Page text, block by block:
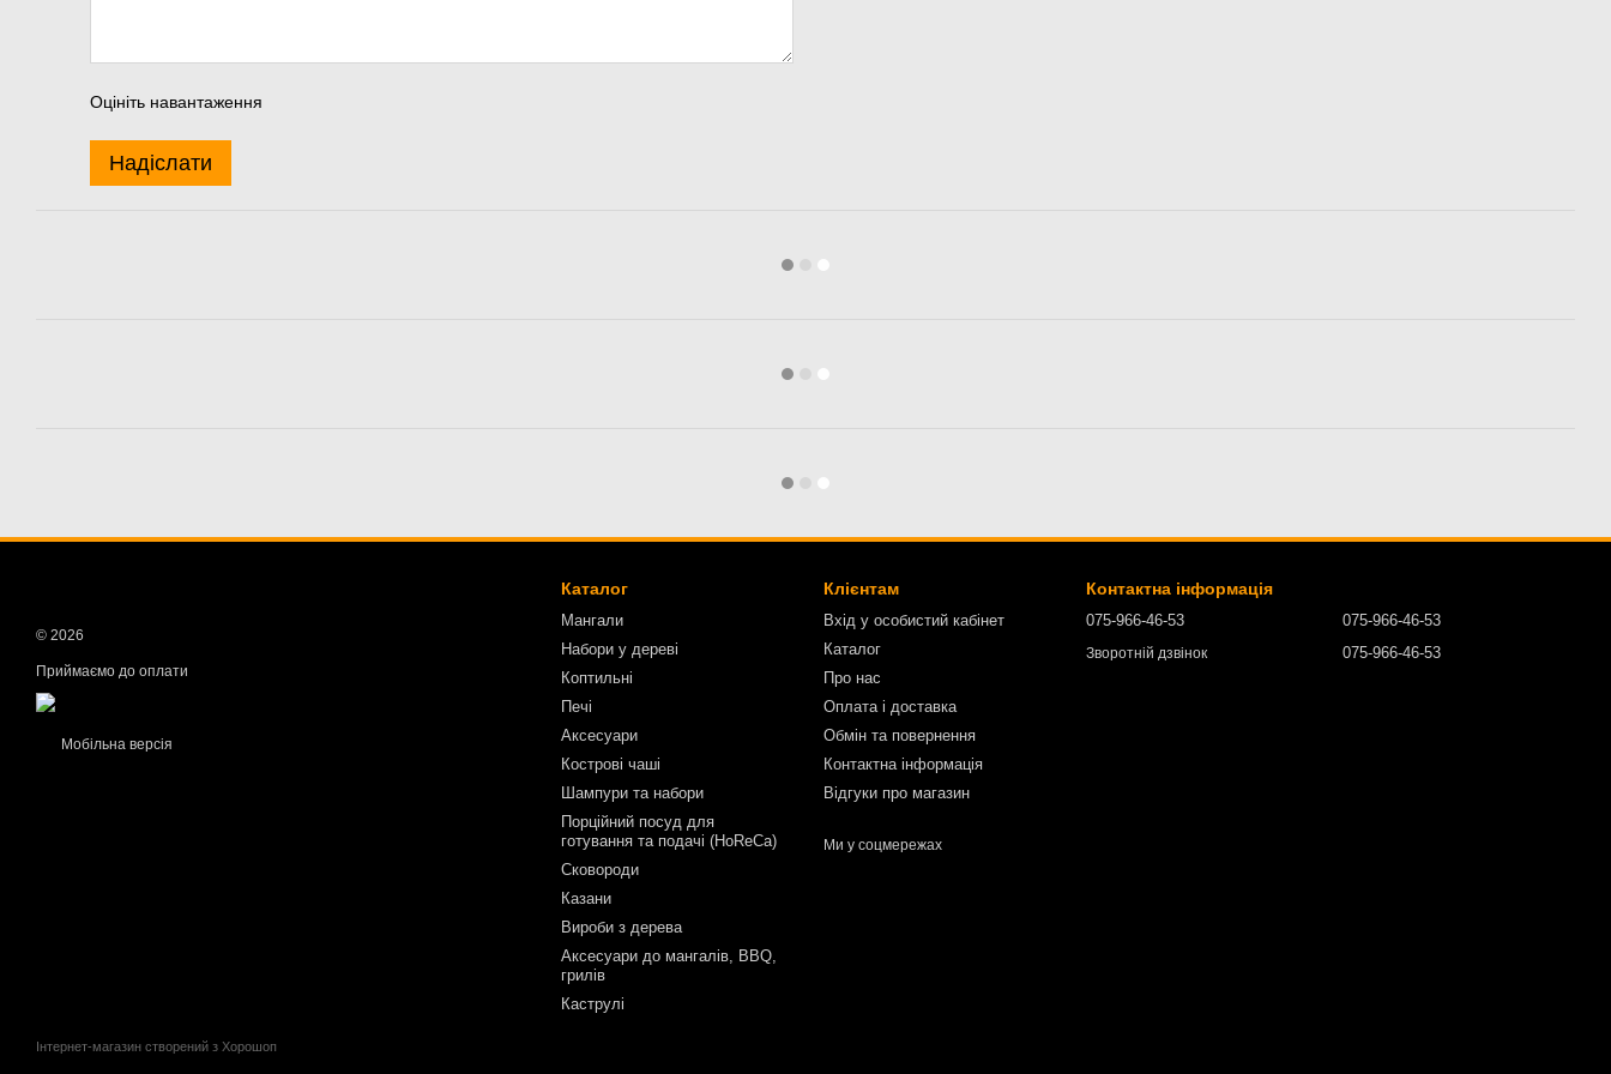
Оцініть навантаження
Надіслати
© 2026
Приймаємо до оплати
Мобільна версія
Інтернет-магазин створений з Хорошоп
Каталог
Мангали
Набори у дереві
Коптильні
Печі
Аксесуари
Кострові чаші
Шампури та набори
Порційний посуд для
готування та подачі (HoReCa)
Сковороди
Казани
Вироби з дерева
Аксесуари до мангалів, BBQ,
грилів
Каструлі
Клієнтам
Вхід у особистий кабінет
Каталог
Про нас
Оплата і доставка
Обмін та повернення
Контактна інформація
Відгуки про магазин
Ми у соцмережах
Контактна інформація
075-966-46-53
Зворотній дзвінок
075-966-46-53
075-966-46-53